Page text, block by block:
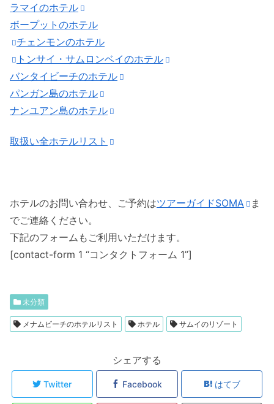
ラマイのホテル
ボープットのホテル
チェンモンのホテル
トンサイ・サムロンベイのホテル
バンタイビーチのホテル
パンガン島のホテル
ナンユアン島のホテル
取扱い全ホテルリスト
ホテルのお問い合わせ、ご予約はツアーガイドSOMA
ま
でご連絡ください。
下記のフォームもご利用いただけます。
[contact-form 1 “コンタクトフォーム 1”]
未分類
メナムビーチのホテルリスト ホテル サムイのリゾート
シェアする
Twitter Facebook はてブ